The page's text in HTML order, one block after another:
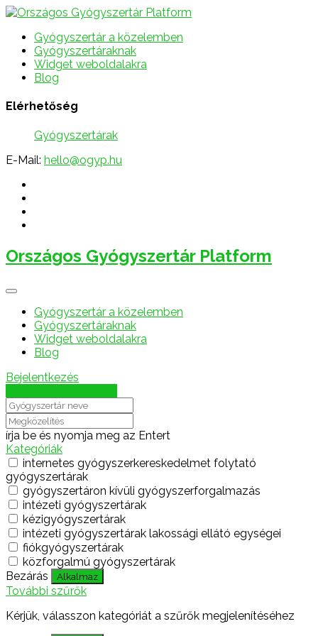
Gyógyszertár a közelemben
Gyógyszertáraknak
Widget weboldalakra
Blog
Elérhetőség
Gyógyszertárak
E-Mail: hello@ogyp.hu
Országos Gyógyszertár Platform
Gyógyszertár a közelemben
Gyógyszertáraknak
Widget weboldalakra
Blog
Bejelentkezés
írja be és nyomja meg az Entert
Kategóriák
internetes gyógyszerkereskedelmet folytató
gyógyszertárak
gyógyszertáron kívüli gyógyszerforgalmazás
intézeti gyógyszertárak
kézigyógyszertárak
intézeti gyógyszertárak lakossági ellátó egységei
fiókgyógyszertárak
közforgalmú gyógyszertárak
Bezárás
Alkalmaz
További szűrők
Kérjük, válasszon kategóriát a szűrők megjelenítéséhez